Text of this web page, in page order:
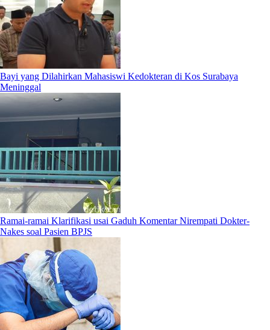
Bayi yang Dilahirkan Mahasiswi Kedokteran di Kos Surabaya
Meninggal
Ramai-ramai Klarifikasi usai Gaduh Komentar Nirempati Dokter-
Nakes soal Pasien BPJS